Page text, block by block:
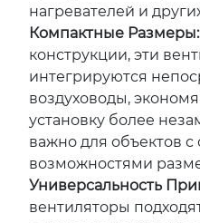
нагревателей и
Компактные Размеры:
конструкции, эти
интегрируются
воздуховоды,
установку более
важно для объектов
возможностями
Универсальность
вентиляторы